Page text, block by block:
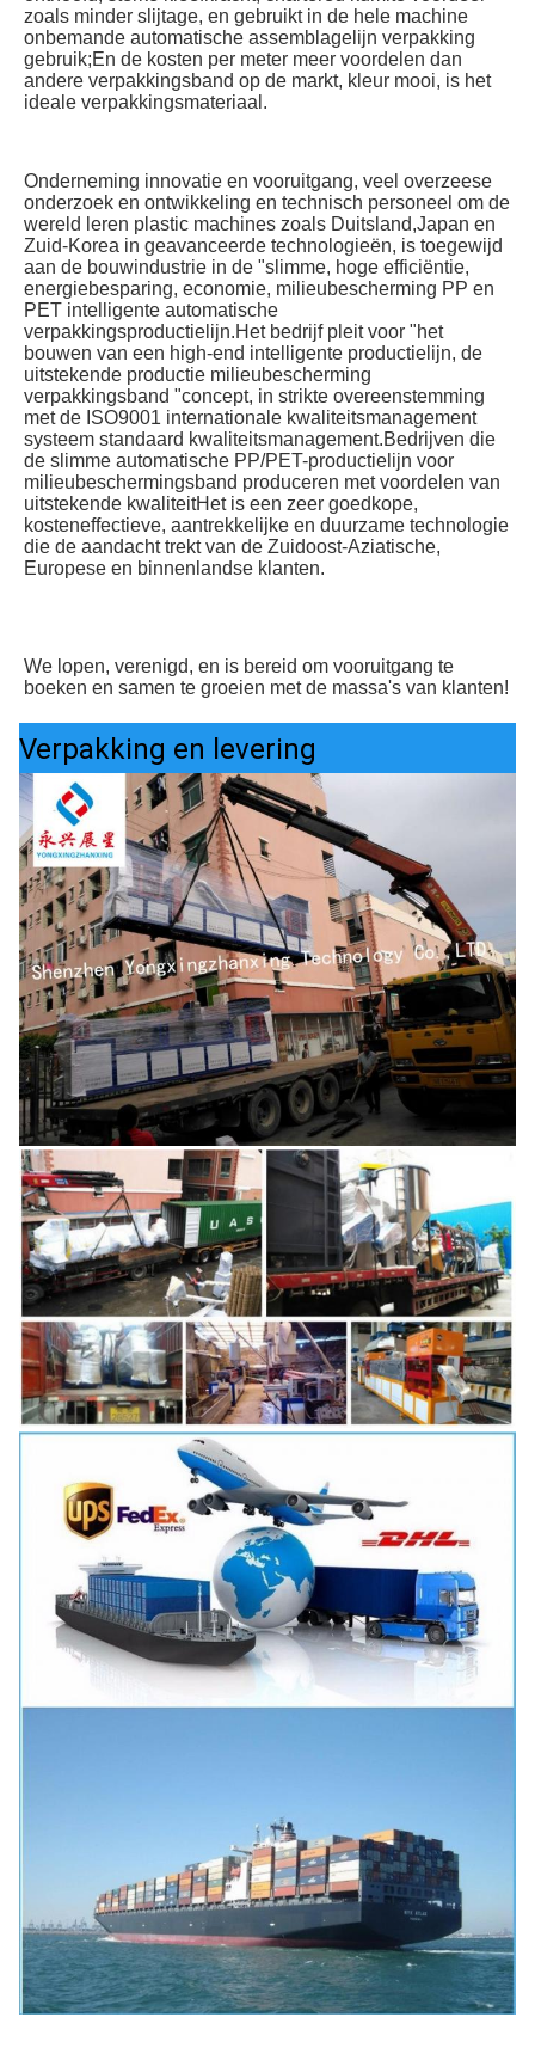
zoals minder slijtage, en gebruikt in de hele machine
onbemande automatische assemblagelijn verpakking
gebruik;En de kosten per meter meer voordelen dan
andere verpakkingsband op de markt, kleur mooi, is het
ideale verpakkingsmateriaal.
Onderneming innovatie en vooruitgang, veel overzeese
onderzoek en ontwikkeling en technisch personeel om de
wereld leren plastic machines zoals Duitsland,Japan en
Zuid-Korea in geavanceerde technologieën, is toegewijd
aan de bouwindustrie in de "slimme, hoge efficiëntie,
energiebesparing, economie, milieubescherming PP en
PET intelligente automatische
verpakkingsproductielijn.Het bedrijf pleit voor "het
bouwen van een high-end intelligente productielijn, de
uitstekende productie milieubescherming
verpakkingsband "concept, in strikte overeenstemming
met de ISO9001 internationale kwaliteitsmanagement
systeem standaard kwaliteitsmanagement.Bedrijven die
de slimme automatische PP/PET-productielijn voor
milieubeschermingsband produceren met voordelen van
uitstekende kwaliteitHet is een zeer goedkope,
kosteneffectieve, aantrekkelijke en duurzame technologie
die de aandacht trekt van de Zuidoost-Aziatische,
Europese en binnenlandse klanten.
We lopen, verenigd, en is bereid om vooruitgang te
boeken en samen te groeien met de massa's van klanten!
Verpakking en levering